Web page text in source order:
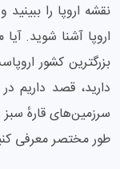
نقشه اروپا را
اروپا آشنا شوید. آیا
بزرگترین کشور
دارید، قصد داریم
سرزمین‌های قارهٔ سبز
طور مختصر معرفی